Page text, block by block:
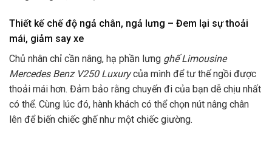
Thiết kế chế độ ngả chân, ngả lưng – Đem lại sự thoải
mái, giảm say xe
Chủ nhân chỉ cần nâng, hạ phần lưng ghế Limousine
Mercedes Benz V250 Luxurycủa mình để tư thế ngồi được
thoải mái hơn. Đảm bảo rằng chuyến đi của bạn dễ chịu nhất
có thể. Cùng lúc đó, hành khách có thể chọn nút nâng chân
lên để biến chiếc ghế như một chiếc giường.